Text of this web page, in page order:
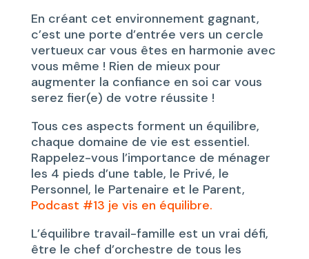
En créant cet environnement gagnant,
c’est une porte d’entrée vers un cercle
vertueux car vous êtes en harmonie avec
vous même ! Rien de mieux pour
augmenter la confiance en soi car vous
serez fier(e) de votre réussite !
Tous ces aspects forment un équilibre,
chaque domaine de vie est essentiel.
Rappelez-vous l’importance de ménager
les 4 pieds d’une table, le Privé, le
Personnel, le Partenaire et le Parent,
Podcast #13 je vis en équilibre.
L’équilibre travail-famille est un vrai défi,
être le chef d’orchestre de tous les